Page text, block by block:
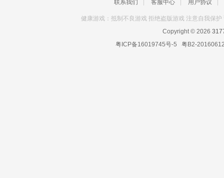
联系我们 客服中心 用户协议
健康游戏：抵制不良游戏 拒绝盗版游戏 注意自我保
Copyright © 2026
粤ICP备16019745号-5 粤B2-